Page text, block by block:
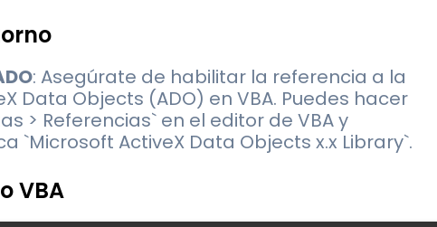
: Asegúrate de habilitar la referencia a la
Data Objects (ADO) en VBA. Puedes hacer
> Referencias` en el editor de VBA y
`Microsoft ActiveX Data Objects x.x Library`.
VBA